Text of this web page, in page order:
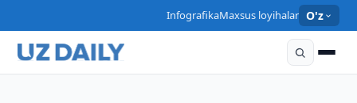
InfografikaMaxsus loyihalar O'z